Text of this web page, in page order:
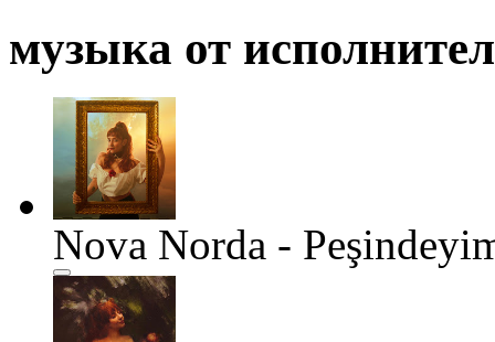
музыка от
Nova Norda -